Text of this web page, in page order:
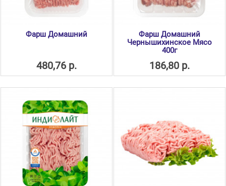
Фарш Домашний
480,76 р.
Фарш Домашний
Чернышихинское Мясо
400г
186,80 р.